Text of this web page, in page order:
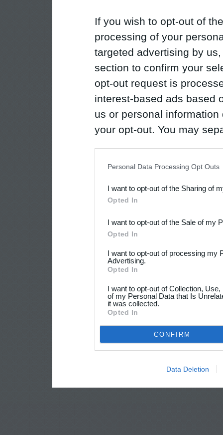
If you wish to opt-out of
processing of your
targeted advertising by
section to confirm your
opt-out request is
interest-based ads based
us or personal
your opt-out. You may
Downstream Participants
third parties.
Personal Data Processing Opt Outs
I want to opt-out of the Sharing of
Opted In
I want to opt-out of the Sale of my
Opted In
I want to opt-out of processing my
Advertising.
Opted In
I want to opt-out of Collection,
of my Personal Data that Is
it was collected.
Opted In
CONFIRM
Data Deletion